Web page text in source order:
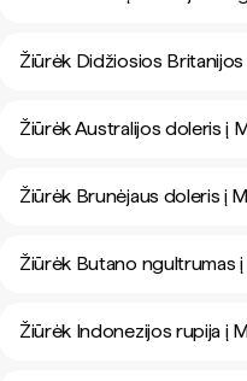
Žiūrėk Didžiosios
Žiūrėk Australijos doleris į
Žiūrėk Brunėjaus doleris į
Žiūrėk Butano ngultrumas
Žiūrėk Indonezijos rupija į